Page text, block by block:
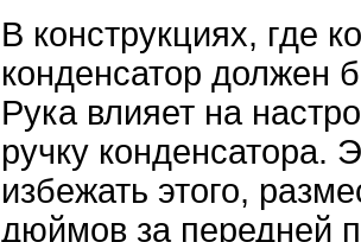
В конструкциях, где
конденсатор должен
Рука влияет на
ручку конденсатора.
избежать этого,
дюймов за передней